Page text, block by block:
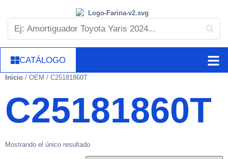
CATÁLOGO
Inicio / OEM / C25181860T
C25181860T
Mostrando el único resultado